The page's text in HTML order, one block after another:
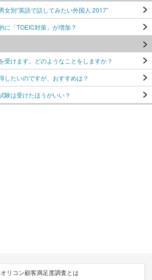
別“英語で話してみたい外国人 2017”
に「TOEIC対策」が増加？
受けます。どのようなことをしますか？
したいのですが、おすすめは？
験は受けたほうがいい？
オリコン顧客満足度調査とは